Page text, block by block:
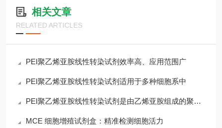
相关文章
RELATED ARTICLES
PEI聚乙烯亚胺线性转染试剂效率高、应用范围广
PEI聚乙烯亚胺线性转染试剂适用于多种细胞系中
PEI聚乙烯亚胺线性转染试剂是由乙烯亚胺组成的聚合物
MCE 细胞增殖试剂盒：精准检测细胞活力